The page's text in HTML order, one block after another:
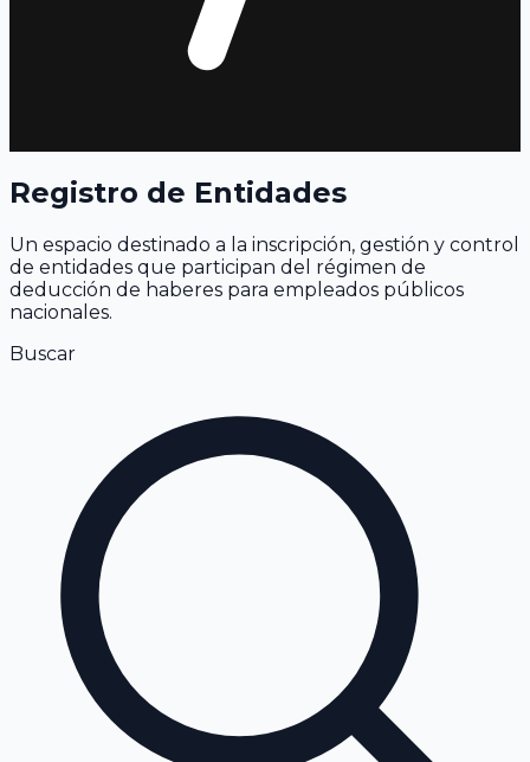
Registro de Entidades
Un espacio destinado a la inscripción, gestión y control
de entidades que participan del régimen de
deducción de haberes para empleados públicos
nacionales.
Buscar